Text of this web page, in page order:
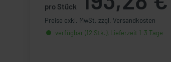
pro Stück
Preise exkl. MwSt. zzgl. Versandkosten
verfügbar (12 Stk.), Lieferzeit 1-3 Tage